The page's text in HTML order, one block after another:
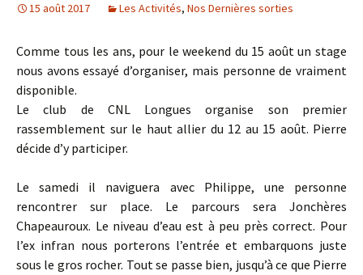
15 août 2017 Les Activités, Nos Dernières sorties
Comme tous les ans, pour le weekend du 15 août un stage
nous avons essayé d’organiser, mais personne de vraiment
disponible.
Le club de CNL Longues organise son premier
rassemblement sur le haut allier du 12 au 15 août. Pierre
décide d’y participer.
Le samedi il naviguera avec Philippe, une personne
rencontrer sur place. Le parcours sera Jonchères
Chapeauroux. Le niveau d’eau est à peu près correct. Pour
l’ex infran nous porterons l’entrée et embarquons juste
sous le gros rocher. Tout se passe bien, jusqu’à ce que Pierre